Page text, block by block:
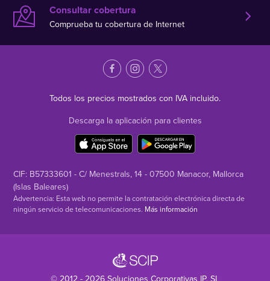
Consultar cobertura
Comprueba tu cobertura de Internet
Todos los precios mostrados con IVA incluido.
Descarga la aplicación para clientes
CIF: B57333601 - C/ Menestrals, 14 - 07500 Manacor, Mallorca
(Islas Baleares)
Advertencia: Esta web no permite la contratación electrónica directa de
ningún servicio de telecomunicaciones. Más información
© 2012 - 2026 Soluciones Corporativas IP, SL